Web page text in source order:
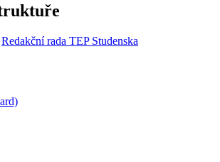
Redakční rada TEP Studenska